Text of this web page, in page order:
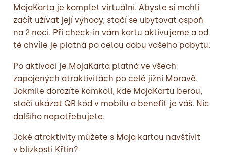
MojaKarta je komplet virtuální. Abyste si mohli
začít užívat její výhody, stačí se ubytovat aspoň
na 2 noci. Při check-in vám kartu aktivujeme a od
té chvíle je platná po celou dobu vašeho pobytu.
Po aktivaci je MojaKarta platná ve všech
zapojených atraktivitách po celé jižní Moravě.
Jakmile dorazíte kamkoli, kde MojaKartu berou,
stačí ukázat QR kód v mobilu a benefit je váš. Nic
dalšího nepotřebujete.
Jaké atraktivity můžete s Moja kartou navštívit
v blízkosti Křtin?